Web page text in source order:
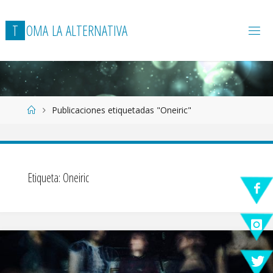
T OMA LAALTERNATIVA
Página
Inicio
Publicaciones etiquetadas "Oneiric"
Etiqueta: Oneiric